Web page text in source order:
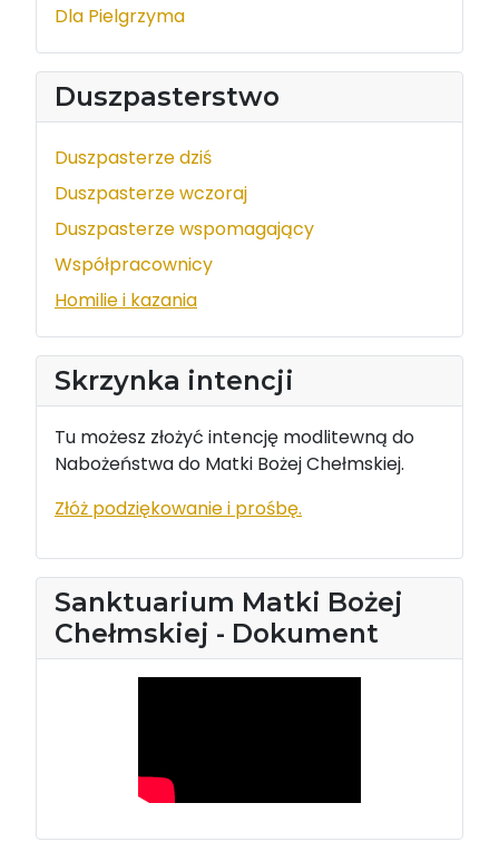
Dla Pielgrzyma
Duszpasterstwo
Duszpasterze dziś
Duszpasterze wczoraj
Duszpasterze wspomagający
Współpracownicy
Homilie i kazania
Skrzynka intencji
Tu możesz złożyć intencję modlitewną do
Nabożeństwa do Matki Bożej Chełmskiej.
Złóż podziękowanie i prośbę.
Sanktuarium Matki Bożej
Chełmskiej - Dokument